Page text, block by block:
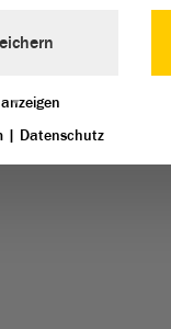
| Datenschutz